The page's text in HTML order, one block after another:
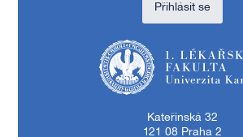
Přihlásit se
Kateřinská 32
121 08 Praha 2